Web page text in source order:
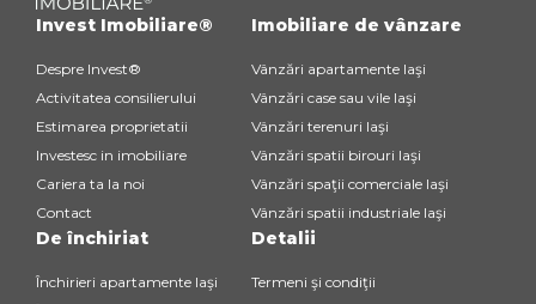
Invest Imobiliare®
Despre Invest®
Activitatea consilierului
Estimarea proprietatii
Investesc in imobiliare
Cariera ta la noi
Contact
Imobiliare de vânzare
Vânzări apartamente Iaşi
Vânzări case sau vile Iaşi
Vânzări terenuri Iaşi
Vânzări spatii birouri Iaşi
Vânzări spaţii comerciale Iaşi
Vânzări spatii industriale Iaşi
De închiriat
Închirieri apartamente Iaşi
Detalii
Termeni şi condiţii